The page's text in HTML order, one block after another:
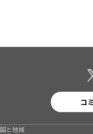
コ
国と地域